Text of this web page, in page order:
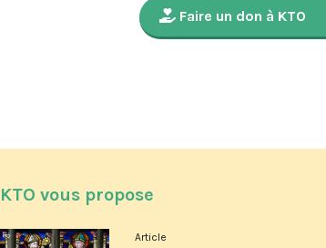
Faire un don à KTO
KTO vous propose
Article